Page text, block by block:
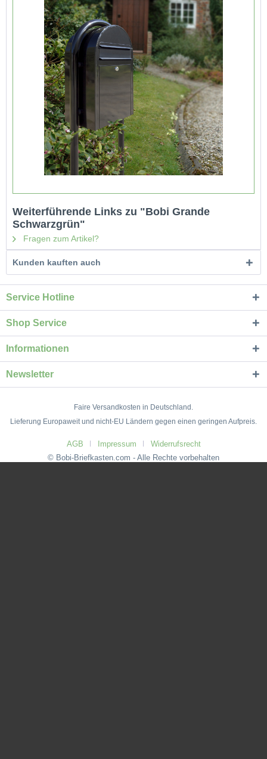
Weiterführende Links zu "Bobi Grande
Schwarzgrün"
Fragen zum Artikel?
Kunden kauften auch
Service Hotline
Shop Service
Informationen
Newsletter
Faire Versandkosten in Deutschland.
Lieferung Europaweit und nicht-EU Ländern gegen einen geringen Aufpreis.
AGB Impressum
Widerrufsrecht
© Bobi-Briefkasten.com - Alle Rechte vorbehalten